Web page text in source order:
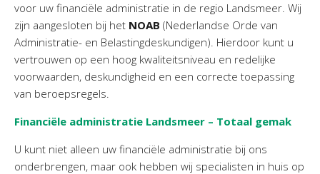
Financiele Administratie
Startersbegeleiding
Tijdelijk financieel personeel
Personeel & Organisatie
Online boekhouden
voor uw financiële administratie in de regio Landsmeer. Wij
zijn aangesloten bij het NOAB (Nederlandse Orde van
Administratie- en Belastingdeskundigen). Hierdoor kunt u
vertrouwen op een hoog kwaliteitsniveau en redelijke
voorwaarden, deskundigheid en een correcte toepassing
van beroepsregels.
Financiële administratie Landsmeer – Totaal gemak
U kunt niet alleen uw financiële administratie bij ons
onderbrengen, maar ook hebben wij specialisten in huis op